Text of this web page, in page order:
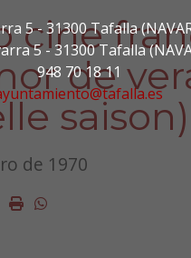
5 - 31300 Tafalla
5 - 31300 Tafalla
948 70 18 11
cine
de
saison)
de 1970
ImprimirWhatsapp